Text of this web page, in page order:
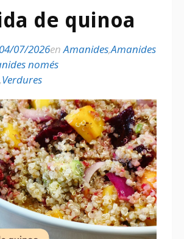
de quinoa
04/07/2026enAmanides,Amanides
només
,Verdures